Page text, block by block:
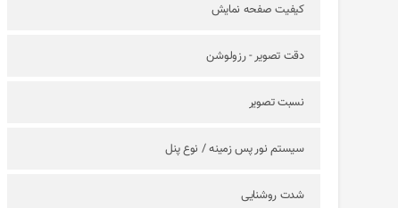
کیفیت صفحه نمایش
دقت تصویر - رزولوشن
نسبت تصویر
سیستم نور پس زمینه / نوع پنل
شدت روشنایی